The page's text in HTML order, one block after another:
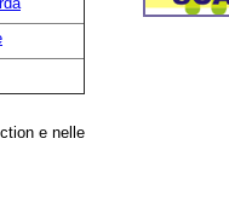
e nelle